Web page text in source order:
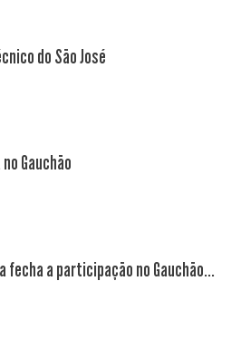
do São José
Gauchão
fecha a participação no Gauchão...